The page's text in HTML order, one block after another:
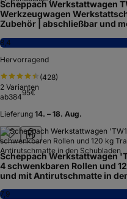
Scheppach Werkstattwagen
Werkzeugwagen
Zubehör | abschließbar und
8,4
Hervorragend
(428)
2 Varianten
ab38495€
Lieferung 14. – 18. Aug.
Scheppach Werkstattwagen
4 schwenkbaren Rollen und
und mit Antirutschmatte in
7,9